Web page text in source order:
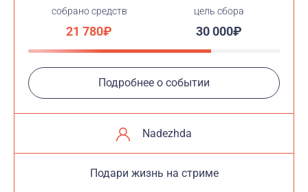
cобрано средств
21 780₽
цель сбора
30 000₽
Подробнее о событии
Nadezhda
Подари жизнь на стриме